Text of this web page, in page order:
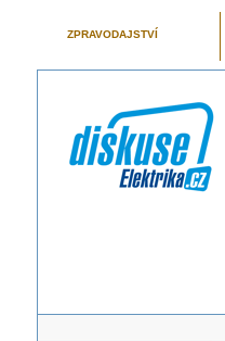
ZPRAVODAJSTVÍ